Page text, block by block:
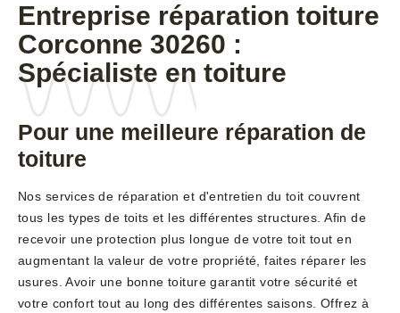
Entreprise réparation toiture
Corconne 30260 :
Spécialiste en toiture
Pour une meilleure réparation de
toiture
Nos services de réparation et d'entretien du toit couvrent
tous les types de toits et les différentes structures. Afin de
recevoir une protection plus longue de votre toit tout en
augmentant la valeur de votre propriété, faites réparer les
usures. Avoir une bonne toiture garantit votre sécurité et
votre confort tout au long des différentes saisons. Offrez à